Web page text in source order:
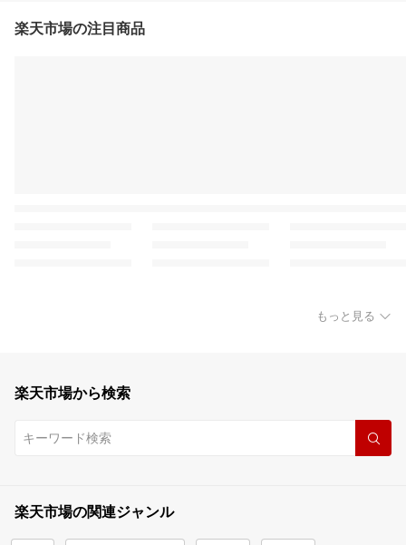
楽天市場の注目商品
もっと見る
楽天市場から検索
楽天市場の関連ジャンル